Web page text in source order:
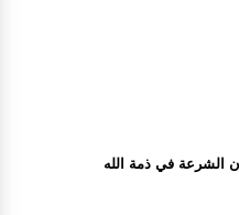
الشرعة في ذمة الله